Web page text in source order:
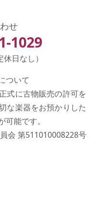
せ
1029
休日なし）
ついて
式に古物販売の許可を
な楽器をお預かりした
能です。
会 第511010008228号